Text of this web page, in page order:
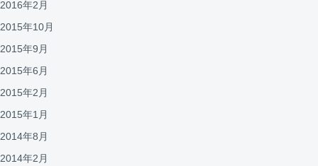
2016年2月
2015年10月
2015年9月
2015年6月
2015年2月
2015年1月
2014年8月
2014年2月